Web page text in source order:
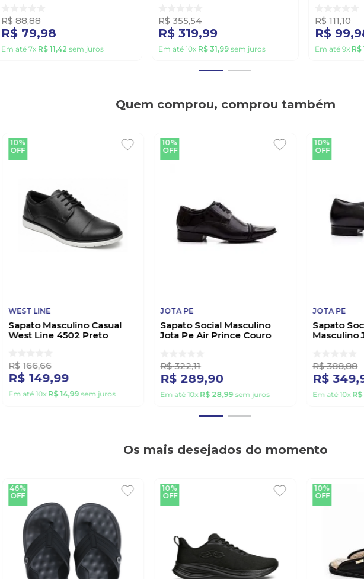
R$ 88,88
R$ 79,98
Em até 7x R$ 11,42 sem juros
R$ 355,54
R$ 319,99
Em até 10x R$ 31,99sem juros
R$ 111,10
R$ 99,
Em até9x R$
Quem comprou, comprou também
10%
OFF
WEST LINE
Sapato Masculino Casual
West Line 4502 Preto
R$ 166,66
R$ 149,99
Em até10x R$ 14,99sem juros
10%
OFF
JOTA PE
Sapato Social Masculino
Jota Pe Air Prince Couro
R$ 322,11
R$ 289,90
Em até10x R$ 28,99sem juros
10%
OFF
JOTA PE
Sapato
Masculino
R$ 388,88
R$ 349,
Em até10x R$
Os mais desejados do momento
46%
OFF
10%
OFF
10%
OFF